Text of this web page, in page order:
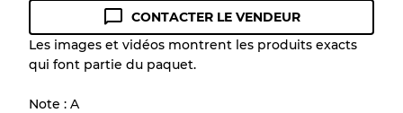
CONTACTER LE VENDEUR
Les images et vidéos montrent les produits exacts
qui font partie du paquet.
Note : A